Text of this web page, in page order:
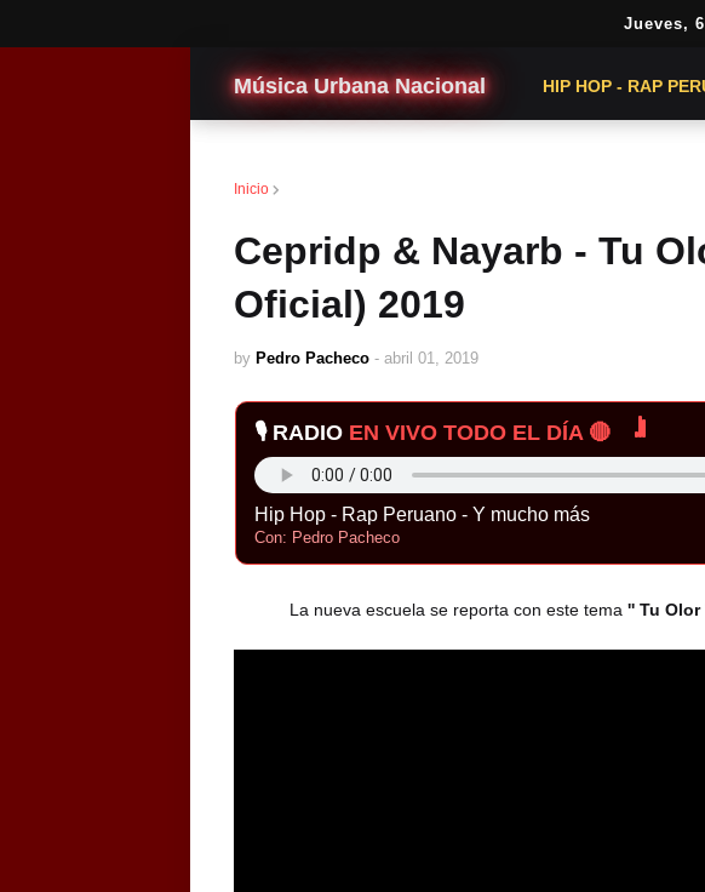
Jueves,
Música Urbana Nacional HIP HOP - RAP
Inicio
Cepridp & Nayarb - Tu
Oficial) 2019
by Pedro Pacheco - abril 01, 2019
🎙️ RADIO EN VIVO TODO EL DÍA 🔴
Hip Hop - Rap Peruano - Y mucho más
Con: Pedro Pacheco
La nueva escuela se reporta con este tema '' Tu Olor